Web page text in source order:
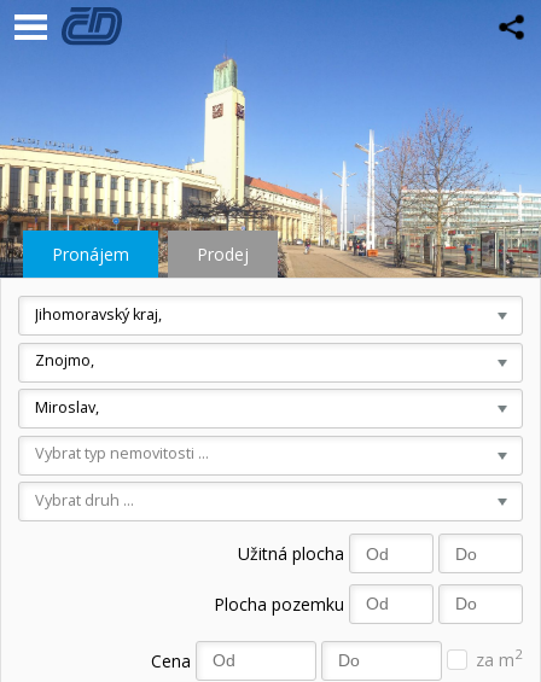
Pronájem Prodej
Jihomoravský kraj,
Znojmo,
Miroslav,
Vybrat typ nemovitosti ...
Vybrat druh ...
Užitná plocha
Plocha pozemku
Cena za m2